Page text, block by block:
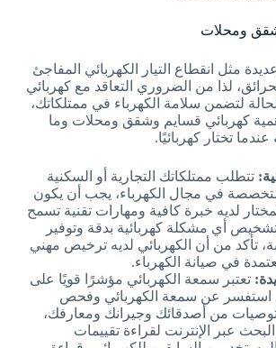
ومحلات
مثل انقطاع التيار الكهربائي المفاجئ
لذا من الضروري التعاقد مع كهربائي
لتضمن سلامة الكهرباء في ممتلكاتك،
كهربائي قسايم وشقق ومحلات وما
تختار كهربائيًا.
تتطلب ممتلكاتك التجارية أو السكنية
في مجال الكهرباء، يجب أن يكون
لديه خبرة كافية ومهارات تقنية تسمح
أي مشكلة كهربائية بدقة وتوفير
تأكد من أن الكهربائي لديه ترخيص مهني
في صيانة الكهرباء.
تعتبر سمعة الكهربائي مؤشرًا قويًا على
استفسر عن سمعة الكهربائي وفحص
من أصدقائك وجيرانك ومعارفك،
عبر الإنترنت لقراءة تقييمات